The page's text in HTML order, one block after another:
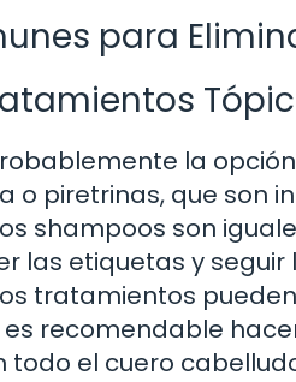
para
la
o piretrinas, que son
shampoos son
las etiquetas y
tratamientos
recomendable
todo el cuero